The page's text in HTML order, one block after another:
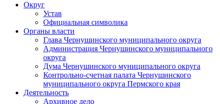
Округ
Устав
Официальная символика
Органы власти
Глава Чернушинского муниципального округа
Администрация Чернушинского муниципального
округа
Дума Чернушинского муниципального округа
Контрольно-счетная палата Чернушинского
муниципального округа Пермского края
Деятельность
Архивное дело